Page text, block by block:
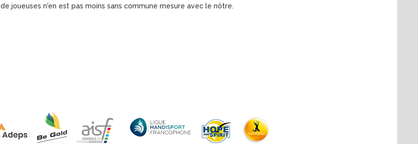
de joueuses n'en est pas moins sans commune mesure avec le nôtre.